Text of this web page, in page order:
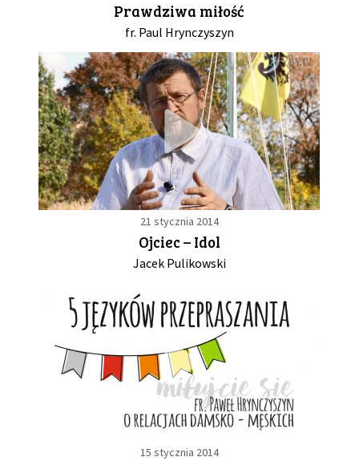
Prawdziwa miłość
fr. Paul Hrynczyszyn
21 stycznia 2014
Ojciec – Idol
Jacek Pulikowski
15 stycznia 2014